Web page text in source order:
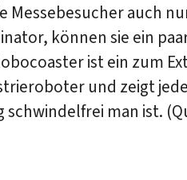
Messebesucher auch
können sie ein
ist ein zum
und zeigt
schwindelfrei man ist.